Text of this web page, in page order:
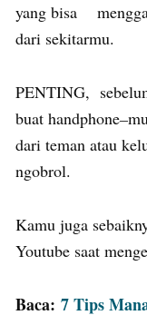
yang bisa
dari sekitarmu.
PENTING,
buat handphone–
dari teman atau
ngobrol.
Kamu juga
Youtube saat
Baca: 7 Tips